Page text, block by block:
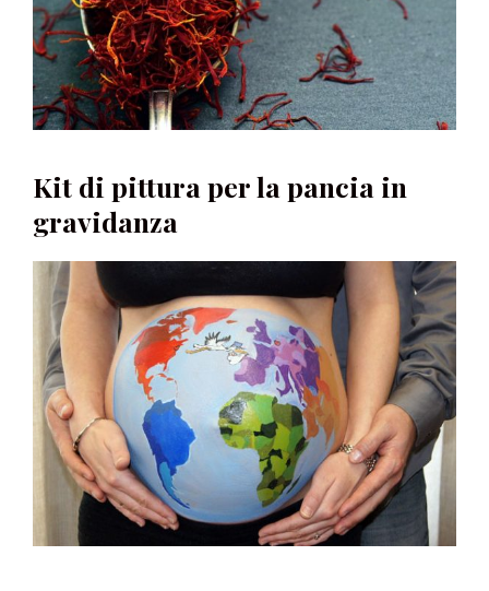
Kit di pittura per la pancia in
gravidanza